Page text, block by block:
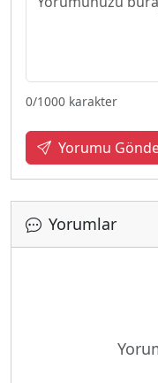
0/1000 karakter
Yorumu
Yorumlar